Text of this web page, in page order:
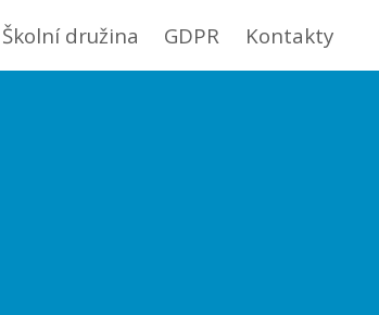
Školní družina GDPR Kontakty